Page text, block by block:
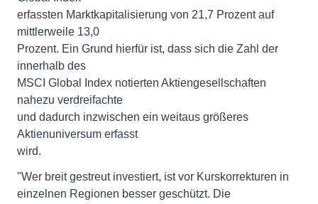
erfassten Marktkapitalisierung von 21,7 Prozent auf
mittlerweile 13,0
Prozent. Ein Grund hierfür ist, dass sich die Zahl der
innerhalb des
MSCI Global Index notierten Aktiengesellschaften
nahezu verdreifachte
und dadurch inzwischen ein weitaus größeres
Aktienuniversum erfasst
wird.
"Wer breit gestreut investiert, ist vor Kurskorrekturen in
einzelnen Regionen besser geschützt. Die